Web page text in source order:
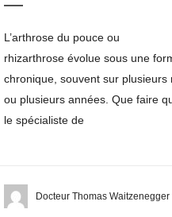
L’arthrose du pouce ou
rhizarthrose évolue sous une
chronique, souvent sur plusieurs
ou plusieurs années. Que faire
le spécialiste de
Docteur Thomas Waitzenegger